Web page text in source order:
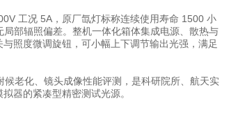
工况 5A，原厂氙灯标称连续使用寿命 1500 小
部辐照偏差。整机一体化箱体集成电源、散热与
照度微调旋钮，可小幅上下调节输出光强，满足
老化、镜头成像性能评测，是科研院所、航天实
器的紧凑型精密测试光源。